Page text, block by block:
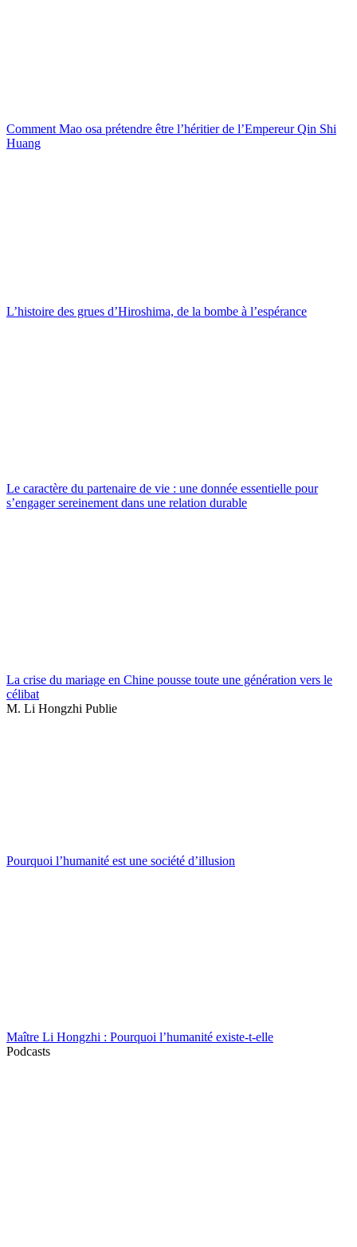
Comment Mao osa prétendre être l’héritier de l’Empereur Qin Shi
Huang
L’histoire des grues d’Hiroshima, de la bombe à l’espérance
Le caractère du partenaire de vie : une donnée essentielle pour
s’engager sereinement dans une relation durable
La crise du mariage en Chine pousse toute une génération vers le
célibat
M. Li Hongzhi Publie
Pourquoi l’humanité est une société d’illusion
Maître Li Hongzhi : Pourquoi l’humanité existe-t-elle
Podcasts